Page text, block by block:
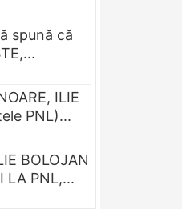
spună că
ILIE
PNL)...
BOLOJAN
LA PNL,...